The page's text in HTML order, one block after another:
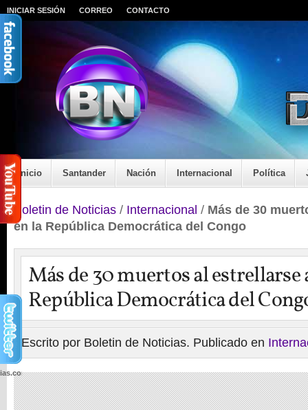
INICIAR SESIÓN CORREO CONTACTO
Inicio Santander Nación Internacional Política
Boletin de Noticias / Internacional / Más de 30
en la República Democrática del Congo
Más de 30 muertos al estrellarse
República Democrática del
Escrito por Boletin de Noticias. Publicado en
wp-